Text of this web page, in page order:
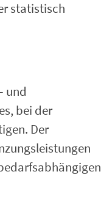
statistisch
und
bei der
Der